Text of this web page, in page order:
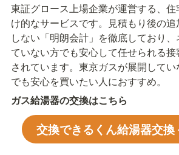
東証グロース上場企業が運営する、
け的なサービスです。見積もり後の
しない「明朗会計」を徹底しており
ていない方でも安心して任せられる
されています。東京ガスが展開して
でも安心を買いたい人におすすめ。
ガス給湯器の交換はこちら
交換できるくん給湯器交換